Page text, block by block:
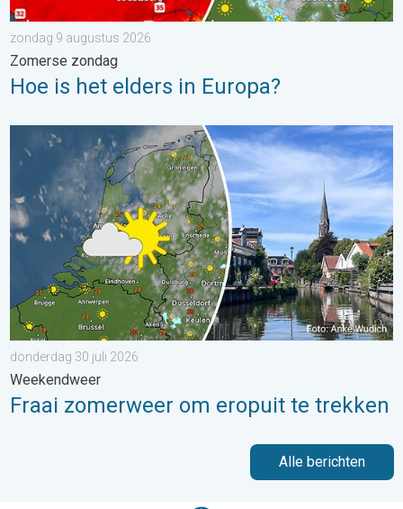
zondag 9 augustus 2026
Zomerse zondag
Hoe is het elders in Europa?
Fraai zomerweer om eropuit te trekken. Weekendweer. . .
donderdag 30 juli 2026
Weekendweer
Fraai zomerweer om eropuit te trekken
Alle berichten